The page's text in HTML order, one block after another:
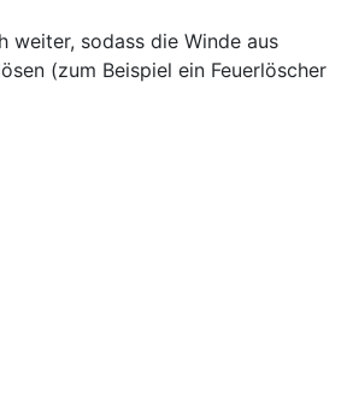
weiter, sodass die Winde aus
(zum Beispiel ein Feuerlöscher